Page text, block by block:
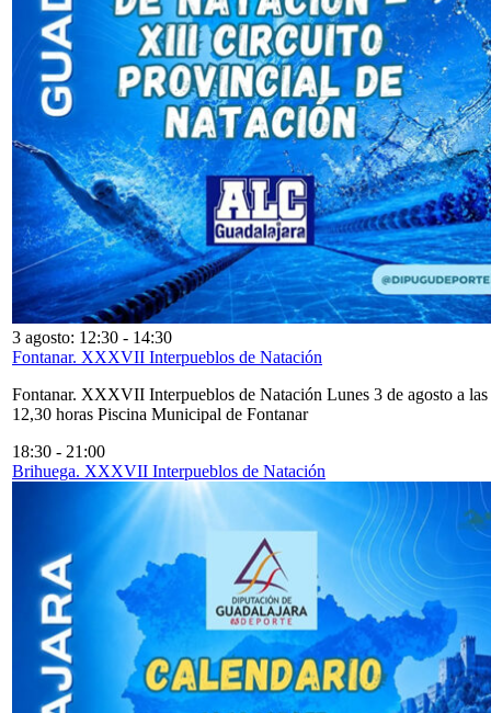
3 agosto: 12:30 - 14:30
Fontanar. XXXVII Interpueblos de Natación
Fontanar. XXXVII Interpueblos de Natación Lunes 3 de agosto a las
12,30 horas Piscina Municipal de Fontanar
18:30 - 21:00
Brihuega. XXXVII Interpueblos de Natación